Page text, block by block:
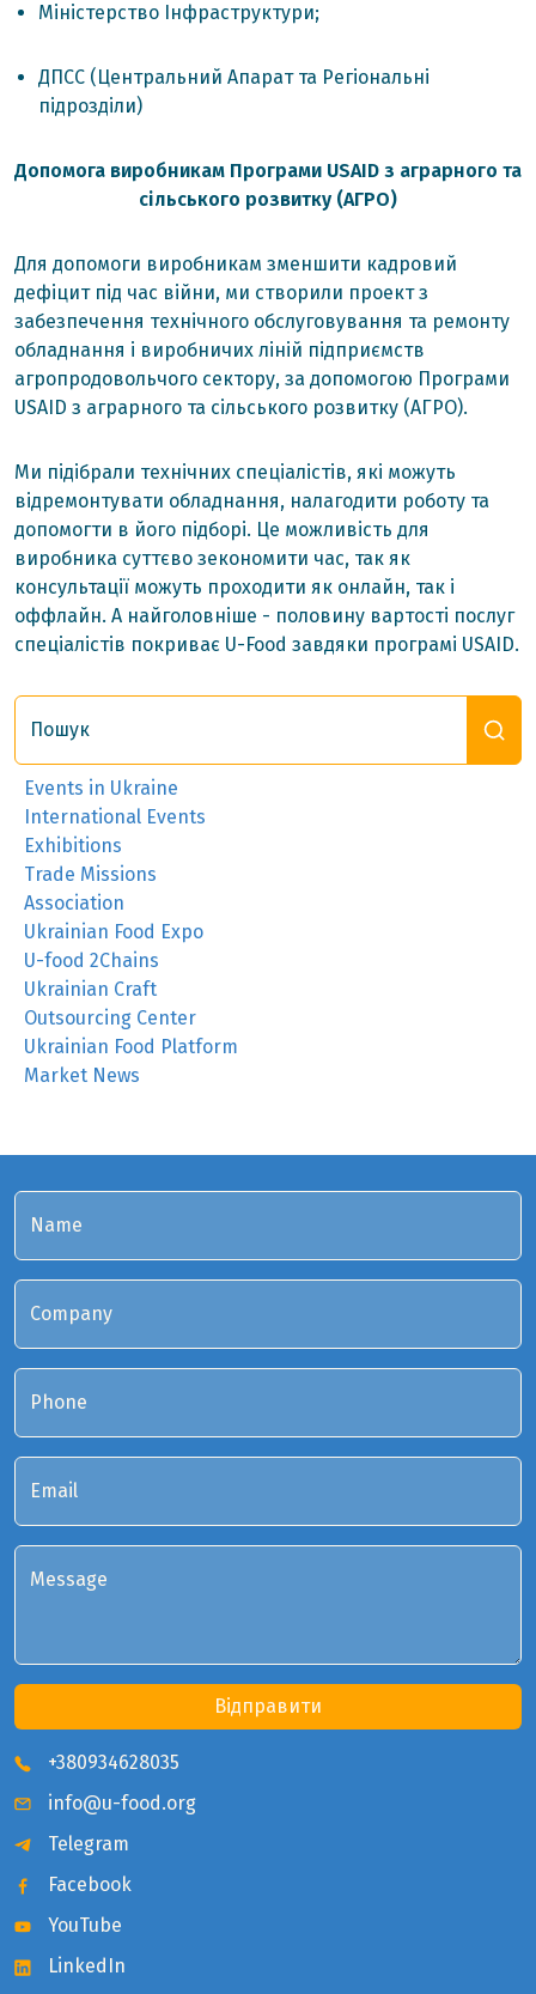
Міністерство Інфраструктури;
ДПСС (Центральний Апарат та Регіональні
підрозділи)
Допомога виробникам Програми USAID з аграрного та
сільського розвитку (АГРО)
Для допомоги виробникам зменшити кадровий
дефіцит під час війни, ми створили проект з
забезпечення технічного обслуговування та ремонту
обладнання і виробничих ліній підприємств
агропродовольчого сектору, за допомогою Програми
USAID з аграрного та сільського розвитку (АГРО).
Ми підібрали технічних спеціалістів, які можуть
відремонтувати обладнання, налагодити роботу та
допомогти в його підборі. Це можливість для
виробника суттєво зекономити час, так як
консультації можуть проходити як онлайн, так і
оффлайн. А найголовніше - половину вартості послуг
спеціалістів покриває U-Food завдяки програмі USAID.
Пошук
Events in Ukraine
International Events
Exhibitions
Trade Missions
Association
Ukrainian Food Expo
U-food 2Chains
Ukrainian Craft
Outsourcing Center
Ukrainian Food Platform
Market News
+380934628035
info@u-food.org
Telegram
Facebook
YouTube
LinkedIn
Name
Company
Phone
Email
Message
Відправити